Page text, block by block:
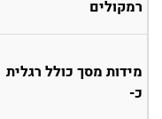
רמקולים
מידות מסך כולל רגלית
כ-